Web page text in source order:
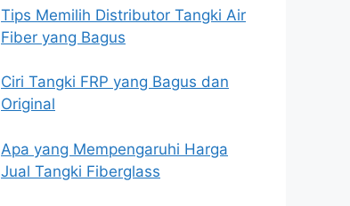
Tips Memilih Distributor Tangki Air
Fiber yang Bagus
Ciri Tangki FRP yang Bagus dan
Original
Apa yang Mempengaruhi Harga
Jual Tangki Fiberglass